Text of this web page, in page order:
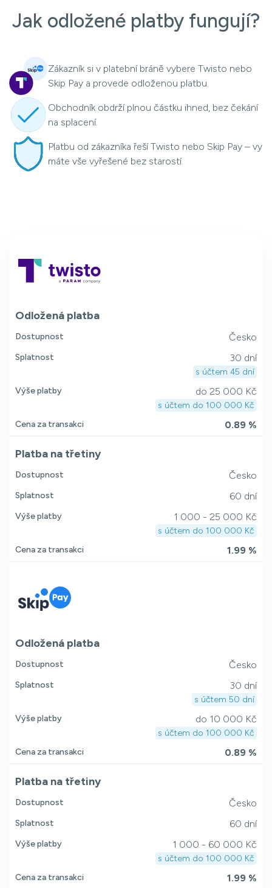
Jak odložené platby fungují?
Zákazník si v platební bráně vybere Twisto nebo
Skip Pay a provede odloženou platbu.
Obchodník obdrží plnou částku ihned, bez čekání
na splacení.
Platbu od zákazníka řeší Twisto nebo Skip Pay – vy
máte vše vyřešené bez starostí.
Odložená platba
Dostupnost Česko
Splatnost 30 dní
s účtem 45 dní
Výše platby
do 25 000 Kč
s účtem do 100 000 Kč
Cena za transakci
0.89 %
Platba na třetiny
Dostupnost Česko
Splatnost 60 dní
Výše platby 1 000 - 25 000 Kč
s účtem do 100 000 Kč
Cena za transakci
1.99 %
Odložená platba
Dostupnost Česko
Splatnost 30 dní
s účtem 50 dní
Výše platby
do 10 000 Kč
s účtem do 100 000 Kč
Cena za transakci
0.89 %
Platba na třetiny
Dostupnost Česko
Splatnost 60 dní
Výše platby 1 000 - 60 000 Kč
s účtem do 100 000 Kč
Cena za transakci
1.99 %